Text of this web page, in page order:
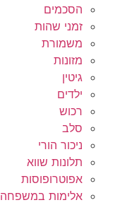
הסכמים
זמני שהות
משמורת
מזונות
גיטין
ילדים
רכוש
סלב
ניכור הורי
תלונות שווא
אפוטרופוסות
אלימות במשפחה